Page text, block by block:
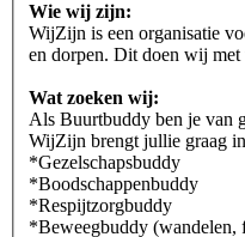
Wie wij zijn:
WijZijn is een organisatie
en dorpen. Dit doen wij
Wat zoeken wij:
Als Buurtbuddy ben je van
WijZijn brengt jullie graag
*Gezelschapsbuddy
*Boodschappenbuddy
*Respijtzorgbuddy
*Beweegbuddy (wandelen,